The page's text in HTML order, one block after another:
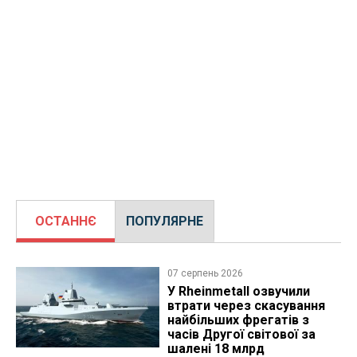
ОСТАННЄ ПОПУЛЯРНЕ
07 серпень 2026
У Rheinmetall озвучили
втрати через скасування
найбільших фрегатів з
часів Другої світової за
шалені 18 млрд